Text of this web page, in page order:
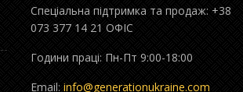
Спеціальна підтримка та продаж: +38
073 377 14 21 ОФІС
Години праці: Пн-Пт 9:00-18:00
Email: info@generationukraine.com